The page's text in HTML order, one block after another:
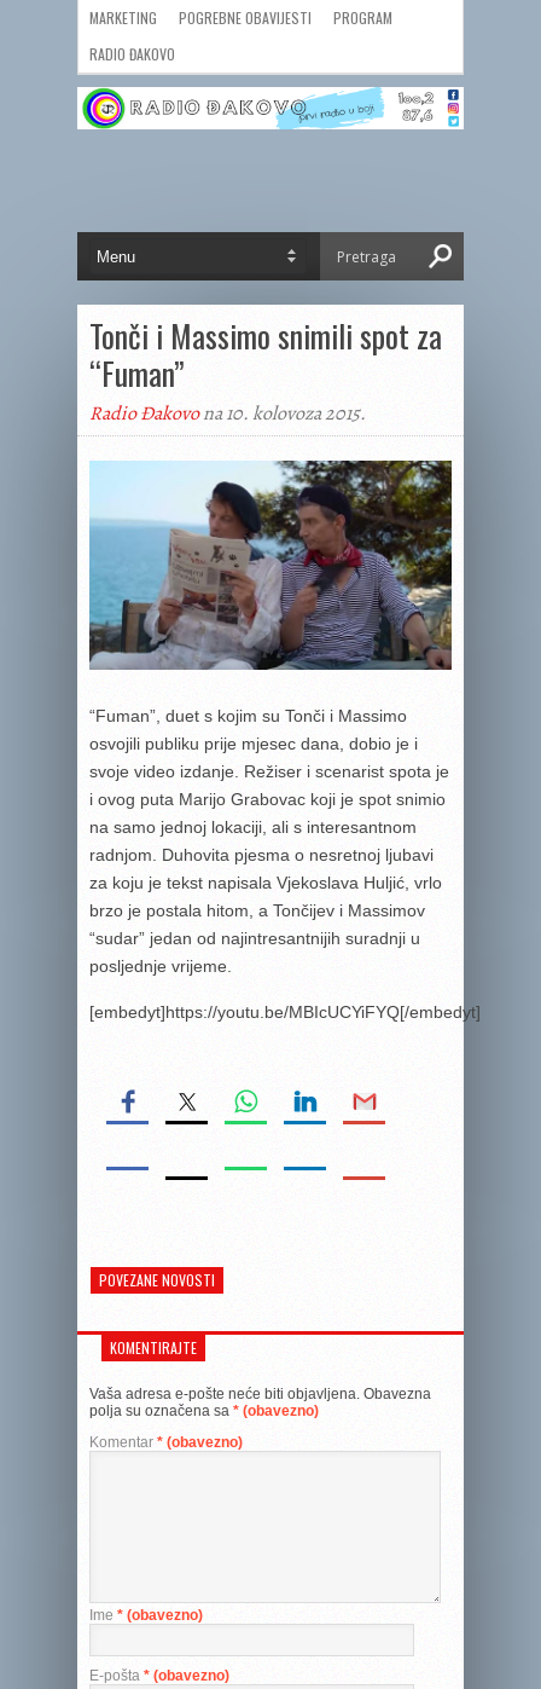
MARKETING POGREBNE OBAVIJESTI
PROGRAM
RADIO ĐAKOVO
Tonči i Massimo snimili spot za
“Fuman”
Radio Đakovona 10. kolovoza 2015.
“Fuman”, duet s kojim su Tonči i Massimo
osvojili publiku prije mjesec dana, dobio je i
svoje video izdanje. Režiser i scenarist spota je
i ovog puta Marijo Grabovac koji je spot snimio
na samo jednoj lokaciji, ali s interesantnom
radnjom. Duhovita pjesma o nesretnoj ljubavi
za koju je tekst napisala Vjekoslava Huljić, vrlo
brzo je postala hitom, a Tončijev i Massimov
“sudar” jedan od najintresantnijih suradnji u
posljednje vrijeme.
[embedyt]https://youtu.be/MBIcUCYiFYQ[/embedyt]
POVEZANE NOVOSTI
KOMENTIRAJTE
Vaša adresa e-pošte neće biti objavljena. Obavezna
polja su označena sa * (obavezno)
Komentar * (obavezno)
Ime * (obavezno)
E-pošta * (obavezno)